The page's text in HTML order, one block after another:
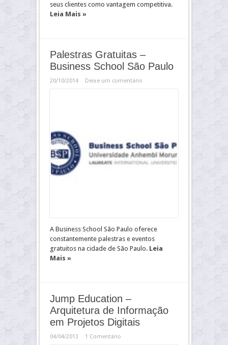
seus clientes como vantagem competitiva.
Leia Mais »
Palestras Gratuitas –
Business School São Paulo
20/10/2014 Deixe um comentário
A Business School São Paulo oferece
constantemente palestras e eventos
gratuitos na cidade de São Paulo. Leia
Mais »
Jump Education –
Arquitetura de Informação
em Projetos Digitais
04/04/2013 1 Comentário